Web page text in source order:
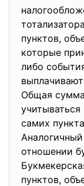
пунктов,
которые
либо
Общая
учитываться
самих
отношении
пунктов,